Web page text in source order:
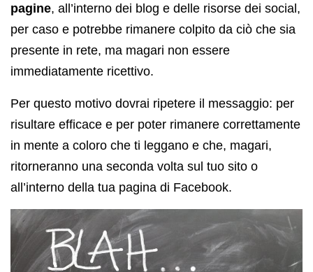
pagine, all’interno dei blog e delle risorse dei social,
per caso e potrebbe rimanere colpito da ciò che sia
presente in rete, ma magari non essere
immediatamente ricettivo.
Per questo motivo dovrai ripetere il messaggio: per
risultare efficace e per poter rimanere correttamente
in mente a coloro che ti leggano e che, magari,
ritorneranno una seconda volta sul tuo sito o
all’interno della tua pagina di Facebook.